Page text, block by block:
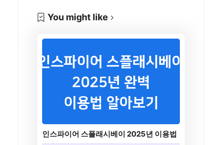
You might like
인스파이어 스플래시베이 2025년 이용법